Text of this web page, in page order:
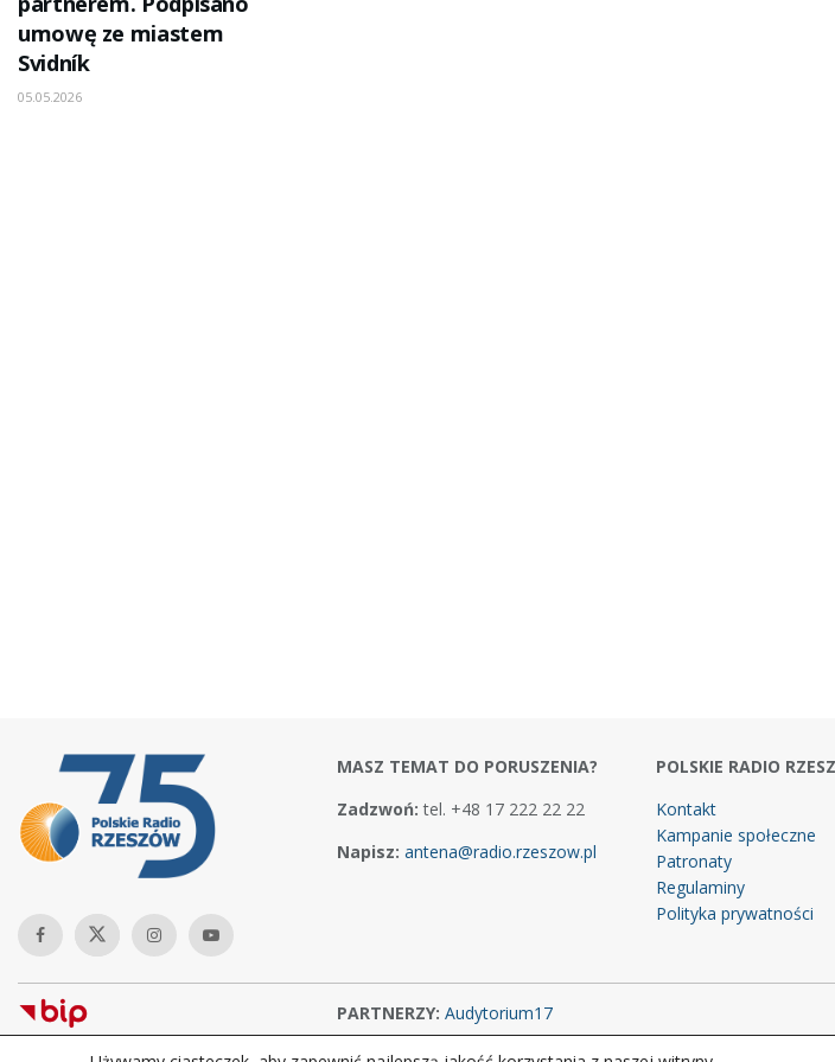
umowę ze miastem
Svidník
05.05.2026
MASZ TEMAT DO PORUSZENIA?
Zadzwoń: tel. +48 17 222 22 22
Napisz: antena@radio.rzeszow.pl
POLSKIE RADIO
Kontakt
Kampanie społeczne
Patronaty
Regulaminy
Polityka prywatności
PARTNERZY: Audytorium17